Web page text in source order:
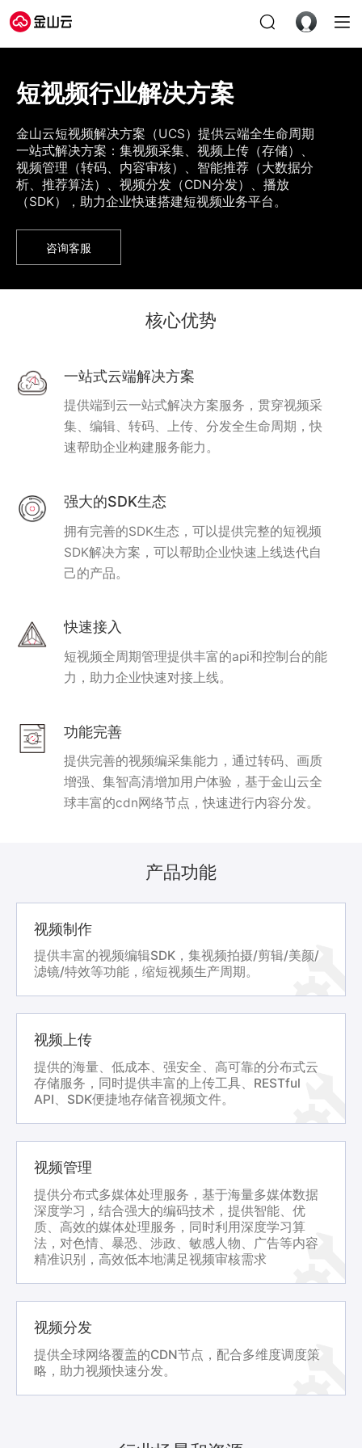
短视频行业解决方案
金山云短视频解决方案（UCS）提供云端全生命周期
一站式解决方案：集视频采集、视频上传（存储）、
视频管理（转码、内容审核）、智能推荐（大数据分
析、推荐算法）、视频分发（CDN分发）、播放
（SDK），助力企业快速搭建短视频业务平台。
咨询客服
核心优势
一站式云端解决方案
提供端到云一站式解决方案服务，贯穿视频采
集、编辑、转码、上传、分发全生命周期，快
速帮助企业构建服务能力。
强大的SDK生态
拥有完善的SDK生态，可以提供完整的短视频
SDK解决方案，可以帮助企业快速上线迭代自
己的产品。
快速接入
短视频全周期管理提供丰富的api和控制台的能
力，助力企业快速对接上线。
功能完善
提供完善的视频编采集能力，通过转码、画质
增强、集智高清增加用户体验，基于金山云全
球丰富的cdn网络节点，快速进行内容分发。
产品功能
视频制作
提供丰富的视频编辑SDK，集视频拍摄/剪辑/美颜/
滤镜/特效等功能，缩短视频生产周期。
视频上传
提供的海量、低成本、强安全、高可靠的分布式云
存储服务，同时提供丰富的上传工具、RESTful
API、SDK便捷地存储音视频文件。
视频管理
提供分布式多媒体处理服务，基于海量多媒体数据
深度学习，结合强大的编码技术，提供智能、优
质、高效的媒体处理服务，同时利用深度学习算
法，对色情、暴恐、涉政、敏感人物、广告等内容
精准识别，高效低本地满足视频审核需求
视频分发
提供全球网络覆盖的CDN节点，配合多维度调度策
略，助力视频快速分发。